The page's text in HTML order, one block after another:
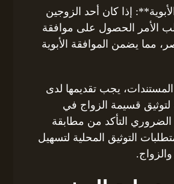
إذا كان أحد الزوجين
الأمر الحصول على موافقة
مما يضمن الموافقة الأبوية
يجب تقديمها لدى
لتوثيق قسيمة الزواج في
التأكد من مطابقة
التوثيق المحلية لتسهيل